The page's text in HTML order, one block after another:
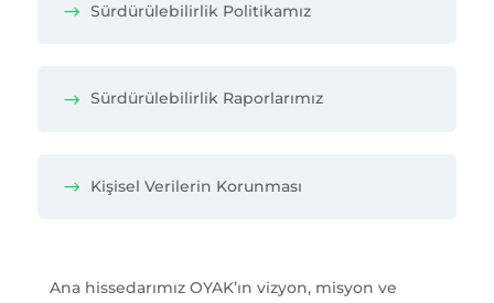
Sürdürülebilirlik Politikamız
Sürdürülebilirlik Raporlarımız
Kişisel Verilerin Korunması
Ana hissedarımız OYAK’ın vizyon, misyon ve